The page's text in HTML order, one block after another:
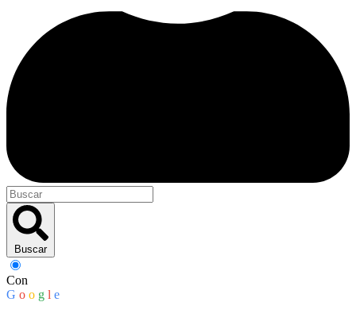
Buscar
Con
G o o g l e